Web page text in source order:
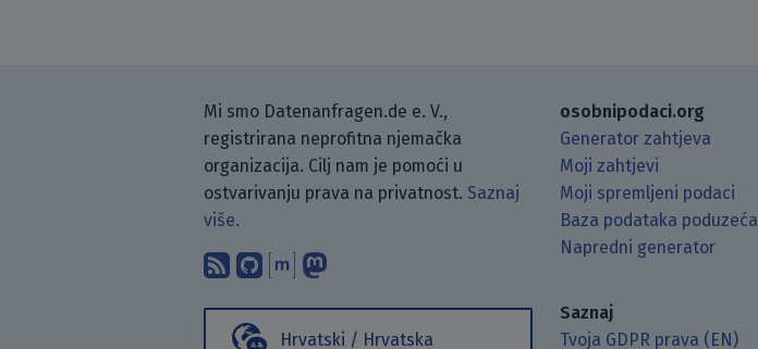
Mi smo Datenanfragen.de e. V.,
registrirana neprofitna njemačka
organizacija. Cilj nam je pomoći u
ostvarivanju prava na privatnost. Saznaj
više.
Pretplati se na naš blog koristeći RSS čitač.
Pronađi nas na GitHubu.
Raspravljaj s nama putem Matrixa.
Prati nas na Mastodonu.
Hrvatski / Hrvatska
osobnipodaci.org
Generator zahtjeva
Moji zahtjevi
Moji spremljeni podaci
Baza podataka poduzeća
Napredni generator
Saznaj
Tvoja GDPR prava (EN)